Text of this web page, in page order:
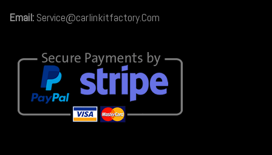
Email: Service@carlinkitfactory.Com